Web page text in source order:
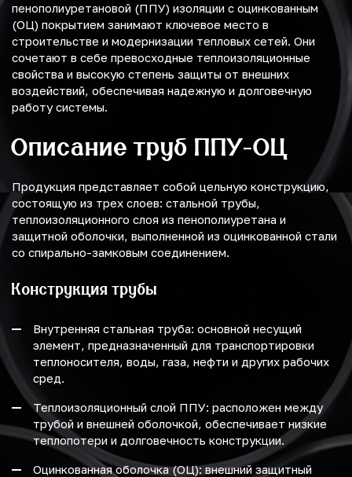
пенополиуретановой (ППУ) изоляции с оцинкованным
(ОЦ) покрытием занимают ключевое место в
строительстве и модернизации тепловых сетей. Они
сочетают в себе превосходные теплоизоляционные
свойства и высокую степень защиты от внешних
воздействий, обеспечивая надежную и долговечную
работу системы.
Описание труб ППУ-ОЦ
Продукция представляет собой цельную конструкцию,
состоящую из трех слоев: стальной трубы,
теплоизоляционного слоя из пенополиуретана и
защитной оболочки, выполненной из оцинкованной стали
со спирально-замковым соединением.
Конструкция трубы
Внутренняя стальная труба: основной несущий
элемент, предназначенный для транспортировки
теплоносителя, воды, газа, нефти и других рабочих
сред.
Теплоизоляционный слой ППУ: расположен между
трубой и внешней оболочкой, обеспечивает низкие
теплопотери и долговечность конструкции.
Оцинкованная оболочка (ОЦ): внешний защитный